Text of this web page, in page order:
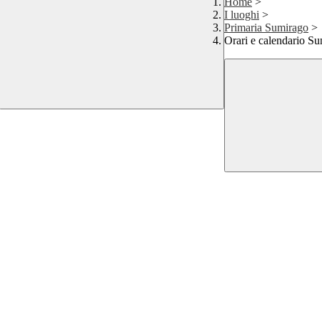
I luoghi >
Primaria Sumirago >
Orari e calendario